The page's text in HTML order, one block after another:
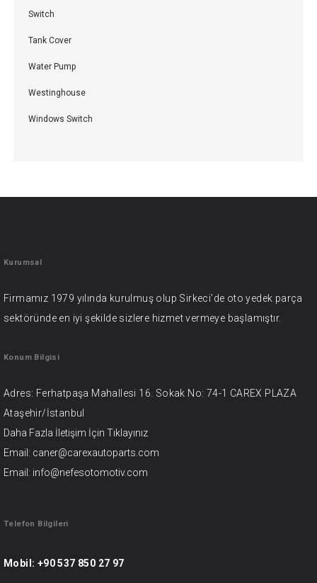
Switch
Tank Cover
Water Pump
Westinghouse
Windows Switch
Kurumsal
Firmamız 1979 yılında kurulmuş olup Sirkeci’de oto yedek parça
sektöründe en iyi şekilde sizlere hizmet vermeye başlamıştır.
Konum Bilgisi
Adres: Ferhatpaşa Mahallesi 16. Sokak No: 74-1 CAREX PLAZA
Ataşehir/İstanbul
Daha Fazla İletişim İçin Tıklayınız
Email: caner@carexautoparts.com
Email: info@nefesotomotiv.com
Telefon Bilgileri
Mobil: +90 537 850 27 97